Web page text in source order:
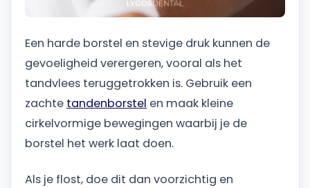
Een harde borstel en stevige druk kunnen de
gevoeligheid verergeren, vooral als het
tandvlees teruggetrokken is. Gebruik een
zachte tandenborstel en maak kleine
cirkelvormige bewegingen waarbij je de
borstel het werk laat doen.
Als je flost, doe dit dan voorzichtig en